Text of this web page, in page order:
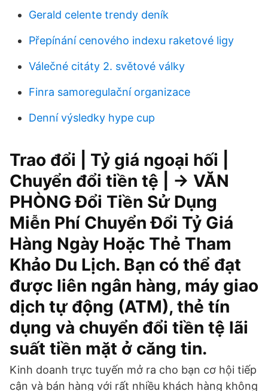
Gerald celente trendy deník
Přepínání cenového indexu raketové ligy
Válečné citáty 2. světové války
Finra samoregulační organizace
Denní výsledky hype cup
Trao đổi | Tỷ giá ngoại hối |
Chuyển đổi tiền tệ | -> VĂN
PHÒNG Đổi Tiền Sử Dụng
Miễn Phí Chuyển Đổi Tỷ Giá
Hàng Ngày Hoặc Thẻ Tham
Khảo Du Lịch. Bạn có thể đạt
được liên ngân hàng, máy giao
dịch tự động (ATM), thẻ tín
dụng và chuyển đổi tiền tệ lãi
suất tiền mặt ở căng tin.
Kinh doanh trực tuyến mở ra cho bạn cơ hội tiếp
cận và bán hàng với rất nhiều khách hàng không